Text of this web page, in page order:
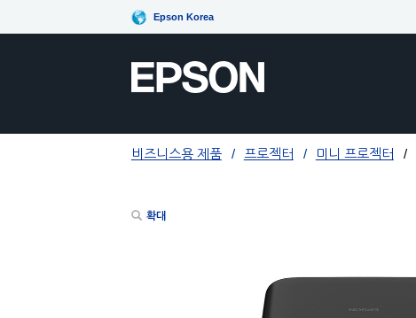
Epson Korea
비즈니스용 제품 프로젝터 미니 프로젝터
확대